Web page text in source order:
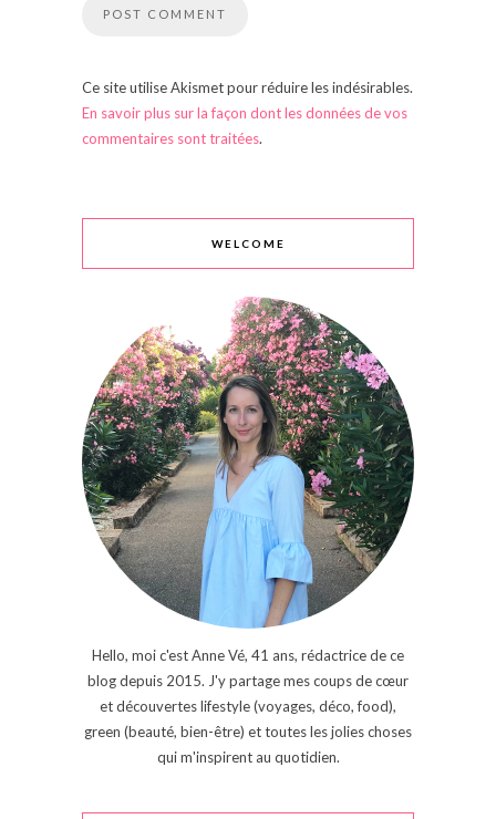
Ce site utilise Akismet pour réduire les indésirables.
En savoir plus sur la façon dont les données de vos
commentaires sont traitées.
WELCOME
Hello, moi c'est Anne Vé, 41 ans, rédactrice de ce
blog depuis 2015. J'y partage mes coups de cœur
et découvertes lifestyle (voyages, déco, food),
green (beauté, bien-être) et toutes les jolies choses
qui m'inspirent au quotidien.